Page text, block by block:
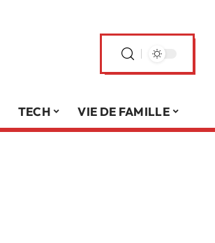
TECH VIE DE FAMILLE